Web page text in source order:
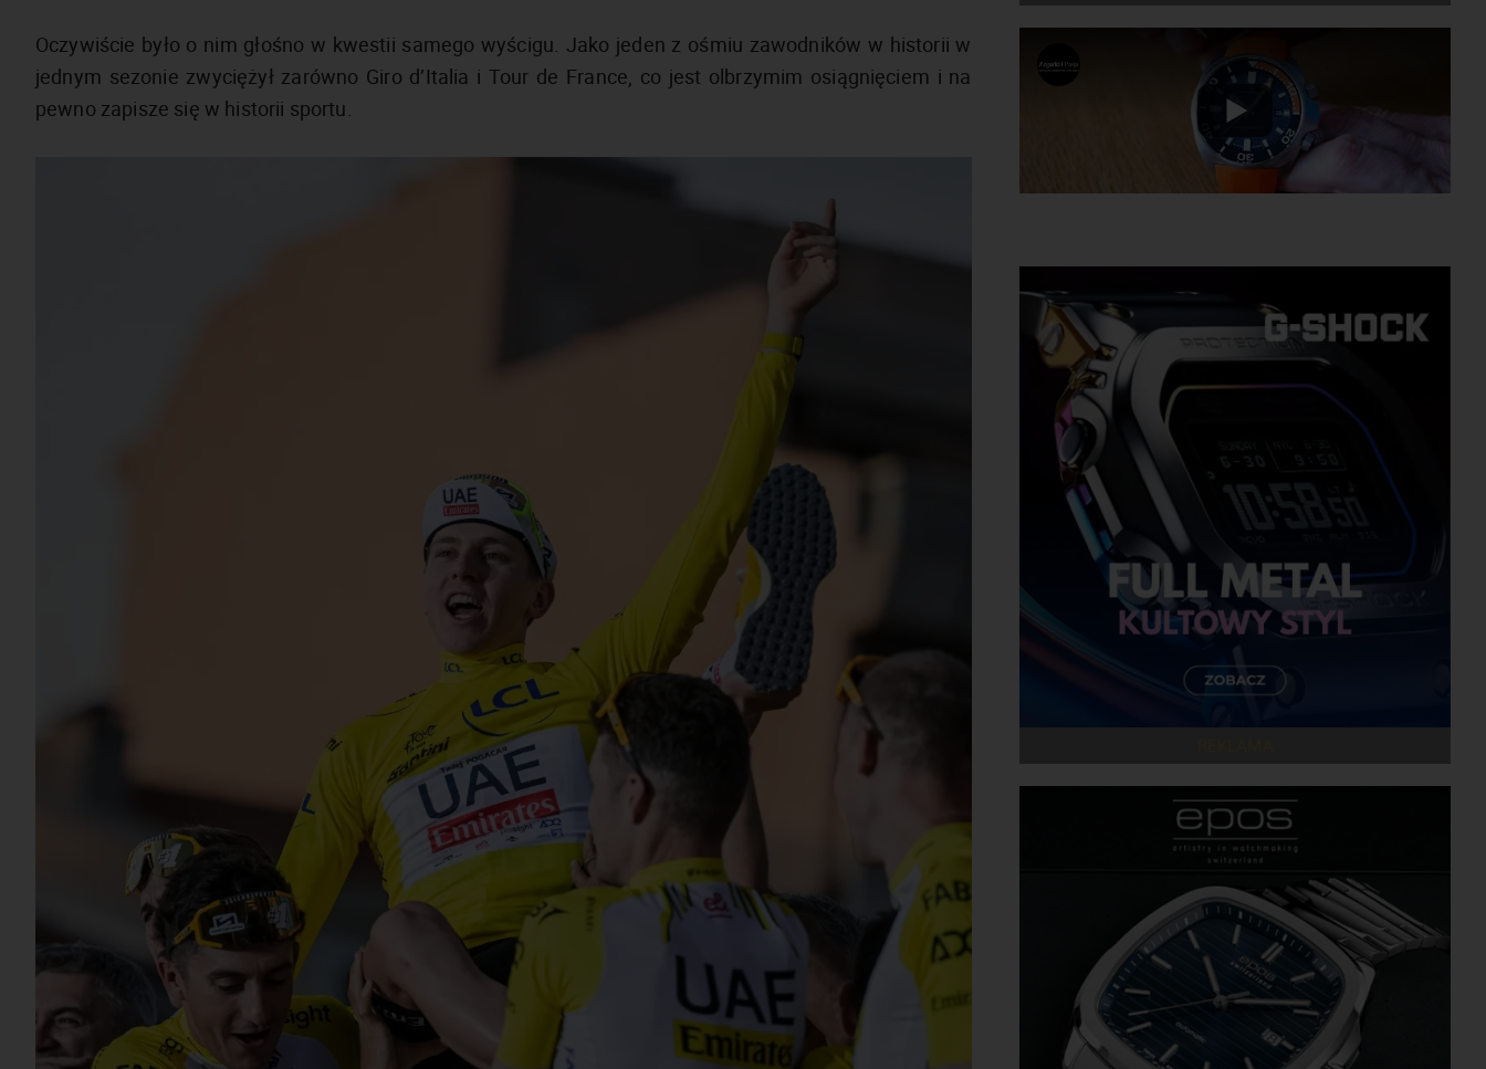
Oczywiście było o nim głośno w kwestii samego wyścigu. Jako jeden z ośmiu zawodników w historii w
jednym sezonie zwyciężył zarówno Giro d’Italia i Tour de France, co jest olbrzymim osiągnięciem i na
pewno zapisze się w historii sportu.